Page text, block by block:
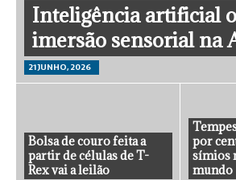
Inteligência artificial
imersão sensorial na
21 JUNHO, 2026
Bolsa de couro feita a
partir de células de T-
Rex vai a leilão
por
símios
mundo